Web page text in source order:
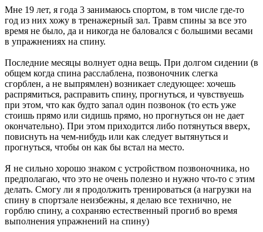
Мне 19 лет, я года 3 занимаюсь спортом, в том числе где-то
год из них хожу в тренажерный зал. Травм спины за все это
время не было, да и никогда не баловался с большими весами
в упражнениях на спину.
Последние месяцы волнует одна вещь. При долгом сидении (в
общем когда спина расслаблена, позвоночник слегка
сгорблен, а не выпрямлен) возникает следующее: хочешь
распрямиться, расправить спину, прогнуться, и чувствуешь
при этом, что как будто запал один позвонок (то есть уже
стоишь прямо или сидишь прямо, но прогнуться он не дает
окончательно). При этом приходится либо потянуться вверх,
повиснуть на чем-нибудь или как следует вытянуться и
прогнуться, чтобы он как бы встал на место.
Я не сильно хорошо знаком с устройством позвоночника, но
предполагаю, что это не очень полезно и нужно что-то с этим
делать. Смогу ли я продолжить тренироваться (а нагрузки на
спину в спортзале неизбежны, я делаю все технично, не
горблю спину, а сохраняю естественный прогиб во время
выполнения упражнений на спину)